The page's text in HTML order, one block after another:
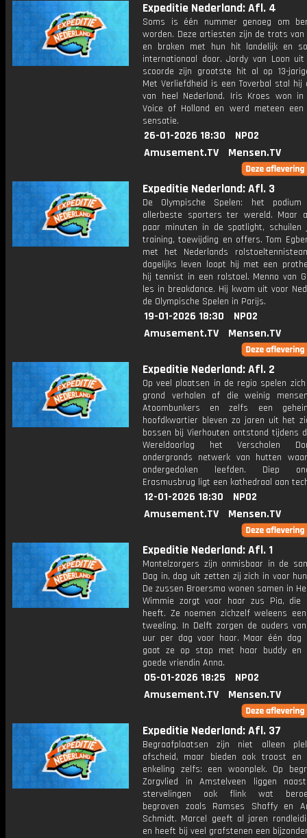
Expeditie Nederland: Afl. 4
Soms is één nummer genoeg om
worden. Deze artiesten zijn de trots van
en braken met hun hit landelijk en
internationaal door. Jordy van Loon uit
scoorde zijn grootste hit al op 13-
Met Verliefdheid is een Toverbal stal hij
van heel Nederland. Iris Kroes won in
Voice of Holland en werd meteen een
sensatie.
26-01-2026 18:30
NPO2
Amusement.TV
Mensen.TV
Expeditie Nederland: Afl. 3
De Olympische Spelen: het
allerbeste sporters ter wereld. Maar
paar minuten in de spotlight, schuilen
training, toewijding en offers. Tom
met het Nederlands
dagelijks leven loopt hij met een
hij tennist in een rolstoel. Menno van
les in breakdance. Hij kwam uit voor
de Olympische Spelen in Parijs.
19-01-2026 18:30
NPO2
Amusement.TV
Mensen.TV
Expeditie Nederland: Afl. 2
Op veel plaatsen in de regio spelen
grond verhalen af die weinig
Atoombunkers en zelfs een
hoofdkwartier bleven zo jaren uit het
bossen bij Vierhouten ontstond tijdens
Wereldoorlog het Verscholen
ondergronds netwerk van hutten
ondergedoken leefden. Diep
Erasmusbrug ligt een kathedraal aan
12-01-2026 18:30
NPO2
Amusement.TV
Mensen.TV
Expeditie Nederland: Afl. 1
Mantelzorgers zijn onmisbaar in de
Dag in, dag uit zetten zij zich in voor
De zussen Broersma wonen samen in
Wimmie zorgt voor haar zus Pia, die
heeft. Ze noemen zichzelf weleens
tweeling. In Delft zorgen de ouders
uur per dag voor haar. Maar één dag
gaat ze op stap met haar buddy en
goede vriendin Anna.
05-01-2026 18:25
NPO2
Amusement.TV
Mensen.TV
Expeditie Nederland: Afl. 37
Begraafplaatsen zijn niet alleen
afscheid, maar bieden ook troost en
enkeling zelfs: een woonplek. Op
Zorgvlied in Amstelveen liggen
stervelingen ook flink wat
begraven zoals Ramses Shaffy en
Schmidt. Marcel geeft al jaren
en heeft bij veel grafstenen een